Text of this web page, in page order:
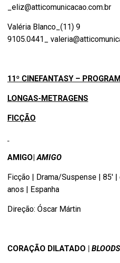
eliz@atticomunicacao.com.br
Valéria Blanco_(11) 9
9105.0441_
11º CINEFANTASY –
LONGAS-METRAGENS
FICÇÃO
AMIGO|AMIGO
Ficção | Drama/Suspense | 85′
anos | Espanha
Direção: Óscar Mártin
CORAÇÃO DILATADO |